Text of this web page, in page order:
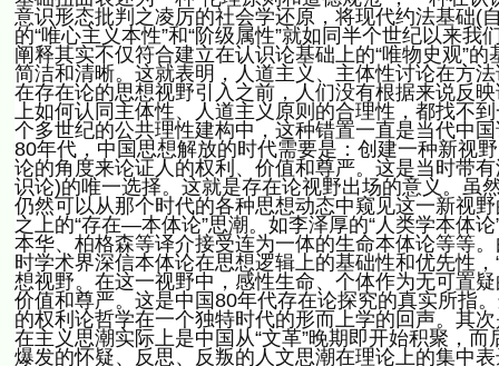
意识形态批判之凌厉的社会学还原，将现代约法基础
的“唯心主义本性”和“阶级属性”就如同半个世纪以来
阐释其实不仅符合建立在认识论基础上的“唯物史观”
简洁和清晰。这就表明，人道主义、主体性讨论在方
在存在论的思想视野引入之前，人们没有根据来说反
上如何认同主体性、人道主义原则的合理性，都找不
个多世纪的公共理性建构中，这种错置一直是当代中
80年代，中国思想解放的时代需要是：创建一种新视
论的角度来论证人的权利、价值和尊严。这是当时带
识论)的唯一选择。这就是存在论视野出场的意义。虽
仍然可以从那个时代的各种思想动态中窥见这一新视
之上的“存在—本体论”思潮。如李泽厚的“人类学本体
本华、柏格森等译介接受连为一体的生命本体论等等
时学术界深信本体论在思想逻辑上的基础性和优先性
想视野。在这一视野中，感性生命、个体作为无可置
价值和尊严。这是中国80年代存在论探究的真实所指
的权利论哲学在一个独特时代的形而上学的回声。其
在主义思潮实际上是中国从“文革”晚期即开始积聚，
爆发的怀疑、反思、反叛的人文思潮在理论上的集中